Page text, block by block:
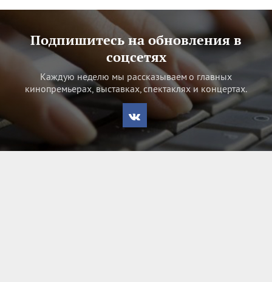
Подпишитесь на обновления в
соцсетях
Каждую неделю мы рассказываем о главных
кинопремьерах, выставках, спектаклях и концертах.